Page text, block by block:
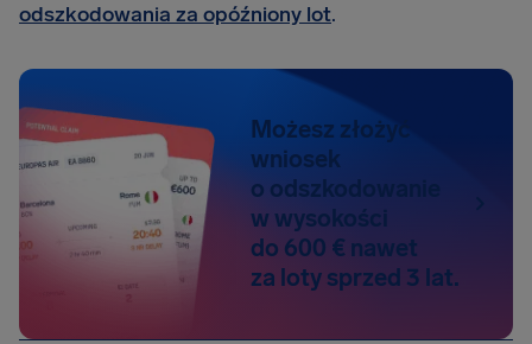
odszkodowania za opóźniony lot.
Możesz złożyć
wniosek
o odszkodowanie
w wysokości
do 600 € nawet
za loty sprzed 3 lat.